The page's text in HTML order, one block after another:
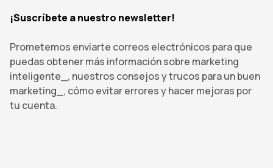
¡Suscríbete a nuestro newsletter!
Prometemos enviarte correos electrónicos para que
puedas obtener más información sobre marketing
inteligente_, nuestros consejos y trucos para un buen
marketing_, cómo evitar errores y hacer mejoras por
tu cuenta.